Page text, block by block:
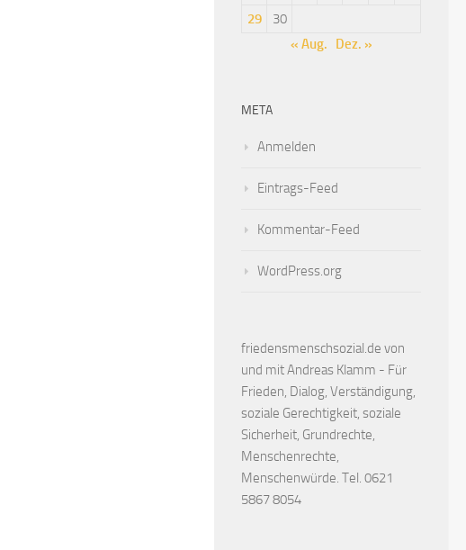
29
30
« Aug.
Dez. »
META
Anmelden
Eintrags-Feed
Kommentar-Feed
WordPress.org
friedensmenschsozial.de von
und mit Andreas Klamm - Für
Frieden, Dialog, Verständigung,
soziale Gerechtigkeit, soziale
Sicherheit, Grundrechte,
Menschenrechte,
Menschenwürde. Tel. 0621
5867 8054